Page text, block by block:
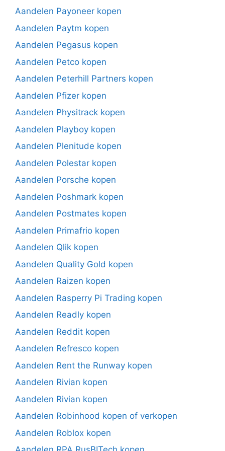
Aandelen Payoneer kopen
Aandelen Paytm kopen
Aandelen Pegasus kopen
Aandelen Petco kopen
Aandelen Peterhill Partners kopen
Aandelen Pfizer kopen
Aandelen Physitrack kopen
Aandelen Playboy kopen
Aandelen Plenitude kopen
Aandelen Polestar kopen
Aandelen Porsche kopen
Aandelen Poshmark kopen
Aandelen Postmates kopen
Aandelen Primafrio kopen
Aandelen Qlik kopen
Aandelen Quality Gold kopen
Aandelen Raizen kopen
Aandelen Rasperry Pi Trading kopen
Aandelen Readly kopen
Aandelen Reddit kopen
Aandelen Refresco kopen
Aandelen Rent the Runway kopen
Aandelen Rivian kopen
Aandelen Rivian kopen
Aandelen Robinhood kopen of verkopen
Aandelen Roblox kopen